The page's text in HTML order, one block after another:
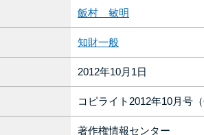
飯村 敏明
知財一般
2012年10月1日
コピライト2012年10月号
著作権情報センター